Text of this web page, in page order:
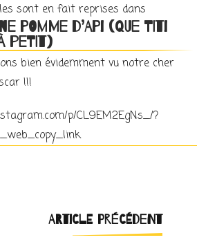
sont en fait reprises dans
Pomme d’Api (que Titi
petit)
bien évidemment vu notre cher
!!!
p/CL9EM2EgNs_/?
Navigation
d'article
ARTICLE PRÉCÉDENT